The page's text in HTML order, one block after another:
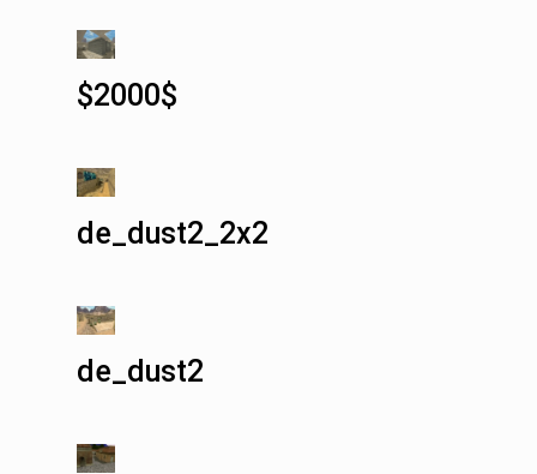
$2000$
de_dust2_2x2
de_dust2